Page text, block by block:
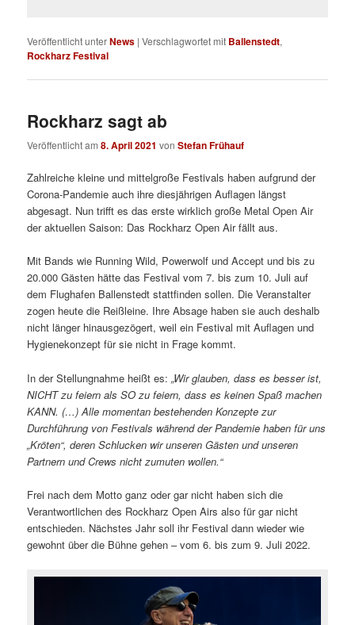
Veröffentlicht unterNews |Verschlagwortet mit Ballenstedt,
Rockharz Festival
Rockharz sagt ab
Veröffentlicht am8. April 2021 vonStefan Frühauf
Zahlreiche kleine und mittelgroße Festivals haben aufgrund der
Corona-Pandemie auch ihre diesjährigen Auflagen längst
abgesagt. Nun trifft es das erste wirklich große Metal Open Air
der aktuellen Saison: Das Rockharz Open Air fällt aus.
Mit Bands wie Running Wild, Powerwolf und Accept und bis zu
20.000 Gästen hätte das Festival vom 7. bis zum 10. Juli auf
dem Flughafen Ballenstedt stattfinden sollen. Die Veranstalter
zogen heute die Reißleine. Ihre Absage haben sie auch deshalb
nicht länger hinausgezögert, weil ein Festival mit Auflagen und
Hygienekonzept für sie nicht in Frage kommt.
In der Stellungnahme heißt es:„Wir glauben, dass es besser ist,
NICHT zu feiern als SO zu feiern, dass es keinen Spaß machen
KANN. (…) Alle momentan bestehenden Konzepte zur
Durchführung von Festivals während der Pandemie haben für uns
„Kröten“, deren Schlucken wir unseren Gästen und unseren
Partnern und Crews nicht zumuten wollen.“
Frei nach dem Motto ganz oder gar nicht haben sich die
Verantwortlichen des Rockharz Open Airs also für gar nicht
entschieden. Nächstes Jahr soll ihr Festival dann wieder wie
gewohnt über die Bühne gehen – vom 6. bis zum 9. Juli 2022.